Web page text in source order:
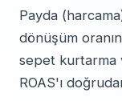
Payda
dönüşüm
sepet kurtarma
ROAS'ı